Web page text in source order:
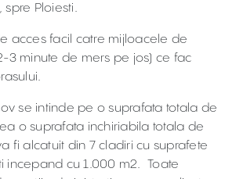
spre Ploiesti.
acces facil catre mijloacele de
3 minute de mers pe jos) ce fac
se intinde pe o suprafata totala de
o suprafata inchiriabila totala de
fi alcatuit din 7 cladiri cu suprafete
incepand cu 1.000 m2. Toate